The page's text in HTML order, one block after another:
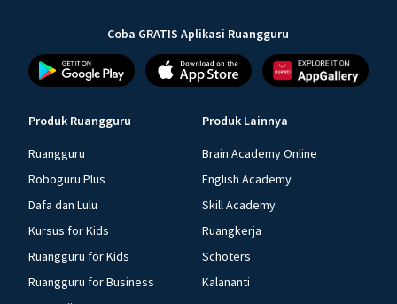
Coba GRATIS Aplikasi Ruangguru
Produk Ruangguru
Ruangguru
Roboguru Plus
Dafa dan Lulu
Kursus for Kids
Ruangguru for Kids
Ruangguru for Business
Produk Lainnya
Brain Academy Online
English Academy
Skill Academy
Ruangkerja
Schoters
Kalananti